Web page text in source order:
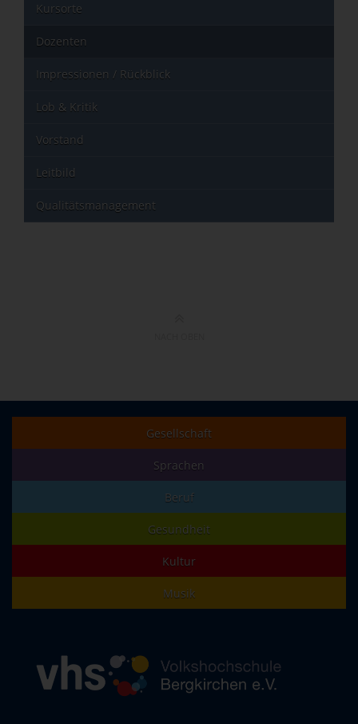
Kursorte
Dozenten
Impressionen / Rückblick
Lob & Kritik
Vorstand
Leitbild
Qualitätsmanagement
Gesellschaft
Sprachen
Beruf
Gesundheit
Kultur
Musik